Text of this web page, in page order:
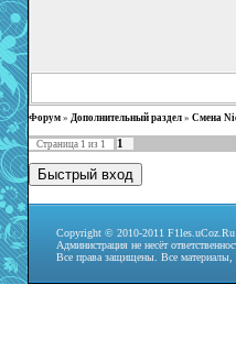
Форум » Дополнительный раздел » Смена
Страница 1 из 1 1
Copyright © 2010-2011 F1les.uCoz.Ru
Администрация не несёт
Все права защищены. Все материалы,